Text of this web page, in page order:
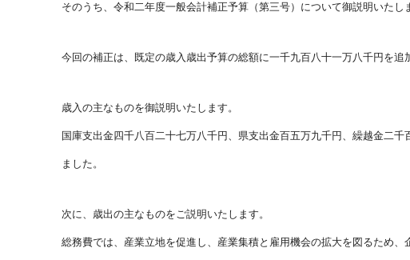
そのうち、令和二年度一般会計補正予算（第三号）について御説明いたし
今回の補正は、既定の歳入歳出予算の総額に一千九百八十一万八千円を
歳入の主なものを御説明いたします。
国庫支出金四千八百二十七万八千円、県支出金百五万九千円、繰越金二
ました。
次に、歳出の主なものをご説明いたします。
総務費では、産業立地を促進し、産業集積と雇用機会の拡大を図るため